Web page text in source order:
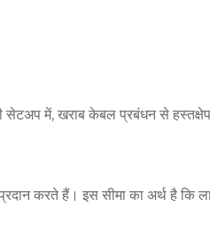
सेटअप में, खराब केबल प्रबंधन से
करते हैं। इस सीमा का अर्थ है कि